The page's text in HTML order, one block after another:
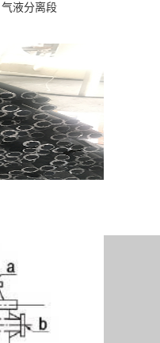
液分离段